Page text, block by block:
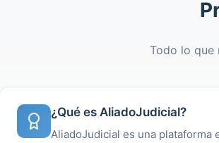
Todo lo que
¿Qué es AliadoJudicial?
AliadoJudicial es una